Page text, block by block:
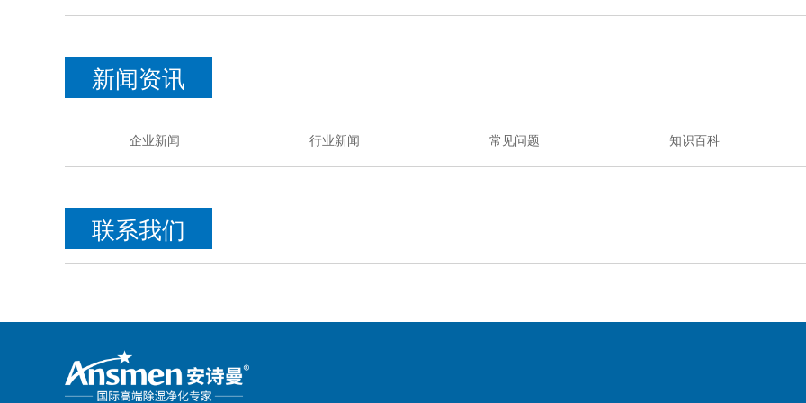
新闻资讯
企业新闻 行业新闻 常见问题 知识百科
联系我们